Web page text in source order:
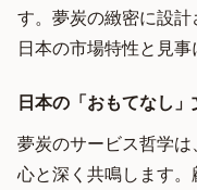
す。夢炭の緻密に設
日本の市場特性と見事
日本の「おもてなし
夢炭のサービス哲学
心と深く共鳴します